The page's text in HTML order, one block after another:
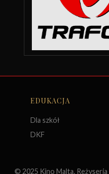
EDUKACJA
Dla szkół
DKF
© 2025 Kino Malta. Reżyseria